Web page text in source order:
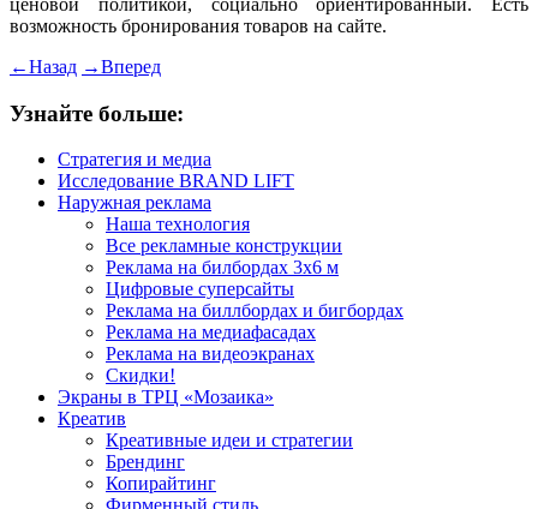
возможность бронирования товаров на сайте.
←Назад →Вперед
Узнайте больше:
Стратегия и медиа
Исследование BRAND LIFT
Наружная реклама
Наша технология
Все рекламные конструкции
Реклама на билбордах 3х6 м
Цифровые суперсайты
Реклама на биллбордах и бигбордах
Реклама на медиафасадах
Реклама на видеоэкранах
Скидки!
Экраны в ТРЦ «Мозаика»
Креатив
Креативные идеи и стратегии
Брендинг
Копирайтинг